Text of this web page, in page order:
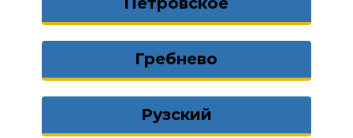
Гребнево
Рузский